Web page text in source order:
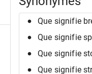
Que signifie
Que signifie
Que signifie
Que signifie